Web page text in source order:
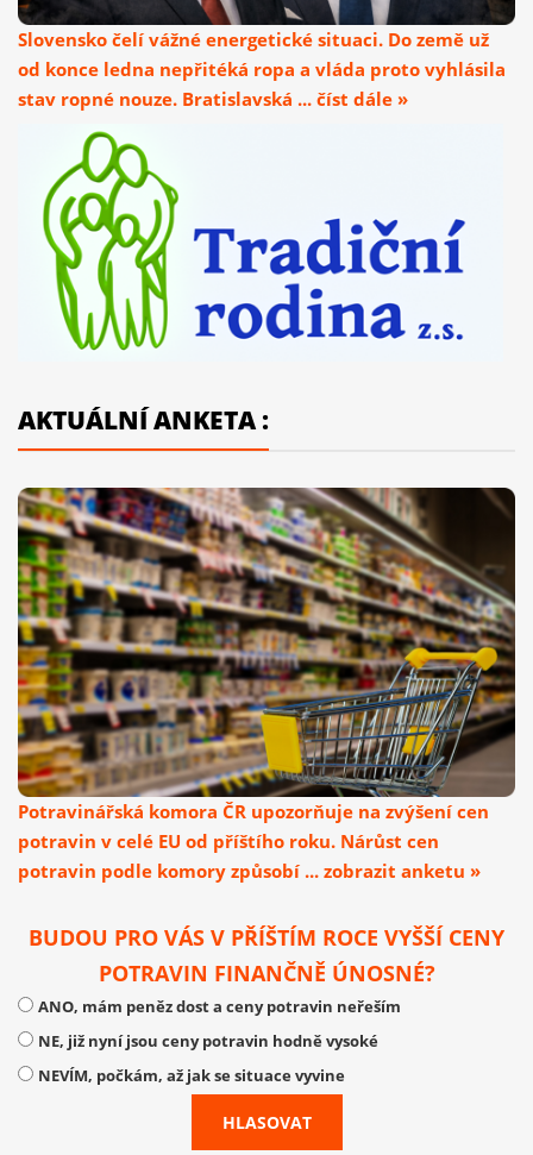
Slovensko čelí vážné energetické situaci. Do země už
od konce ledna nepřitéká ropa a vláda proto vyhlásila
stav ropné nouze. Bratislavská ... číst dále »
AKTUÁLNÍ ANKETA :
Potravinářská komora ČR upozorňuje na zvýšení cen
potravin v celé EU od příštího roku. Nárůst cen
potravin podle komory způsobí ... zobrazit anketu »
BUDOU PRO VÁS V PŘÍŠTÍM ROCE VYŠŠÍ CENY
POTRAVIN FINANČNĚ ÚNOSNÉ?
ANO, mám peněz dost a ceny potravin neřeším
NE, již nyní jsou ceny potravin hodně vysoké
NEVÍM, počkám, až jak se situace vyvine